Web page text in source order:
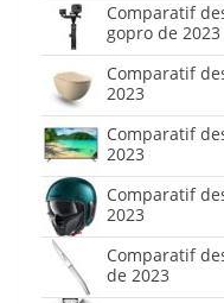
Comparatif
gopro de 2023
Comparatif
2023
Comparatif
2023
Comparatif
2023
Comparatif
de 2023